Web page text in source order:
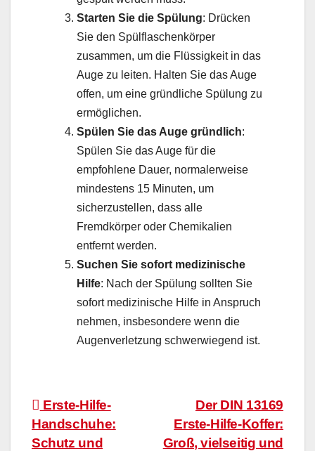
Starten Sie die Spülung: Drücken
Sie den Spülflaschenkörper
zusammen, um die Flüssigkeit in das
Auge zu leiten. Halten Sie das Auge
offen, um eine gründliche Spülung zu
ermöglichen.
Spülen Sie das Auge gründlich:
Spülen Sie das Auge für die
empfohlene Dauer, normalerweise
mindestens 15 Minuten, um
sicherzustellen, dass alle
Fremdkörper oder Chemikalien
entfernt werden.
Suchen Sie sofort medizinische
Hilfe: Nach der Spülung sollten Sie
sofort medizinische Hilfe in Anspruch
nehmen, insbesondere wenn die
Augenverletzung schwerwiegend ist.
BeitragsnavigationDer DIN 13169
Erste-Hilfe-Koffer:
Groß, vielseitig und
Erste-Hilfe-
Handschuhe:
Schutz und